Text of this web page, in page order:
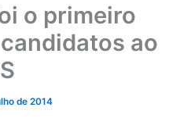
o primeiro
ao
de 2014